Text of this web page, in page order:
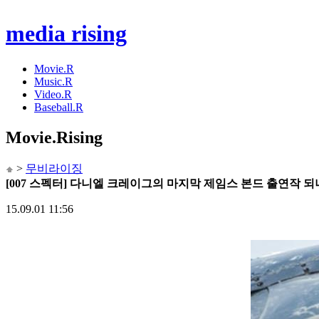
media rising
Movie.R
Music.R
Video.R
Baseball.R
Movie.Rising
> 무비라이징
[007 스펙터] 다니엘 크레이그의 마지막 제임스 본드 출연작 되
15.09.01 11:56